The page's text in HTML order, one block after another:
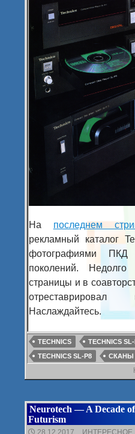
На последнем
рекламный каталог
фотографиями
поколений. Недолго
страницы и в
Наслаждайтесь.
TECHNICS TECHNICS
TECHNICS SL-P8
СКАНЫ
Neurotech — A Decade of
Futurism
28.12.2017 ИНТЕРЕСНОЕ